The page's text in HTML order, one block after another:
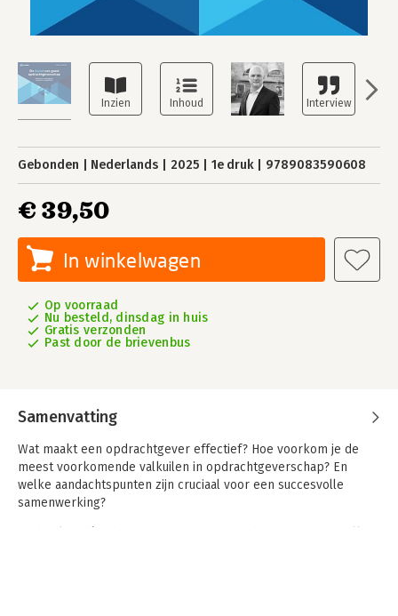
Gebonden Nederlands 2025 1e druk 9789083590608
€ 39,50
In winkelwagen
Op voorraad
Nu besteld, dinsdag in huis
Gratis verzonden
Past door de brievenbus
Samenvatting
Wat maakt een opdrachtgever effectief? Hoe voorkom je de
meest voorkomende valkuilen in opdrachtgeverschap? En
welke aandachtspunten zijn cruciaal voor een succesvolle
samenwerking?